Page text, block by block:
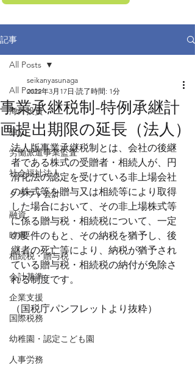
記事
All Posts
海外投資
独立
労働派遣事業監査
社会福祉法人
クラウド会計
融資
時事
相続税・贈与税
会計基準
企業支援
国際税務
幼稚園・認定こども園
人事労務
All Posts
事業承継税制-特例承継計
画提出期限の延長（法人）
seikanyasunaga
2022年3月17日 読了時間: 1分
法人版事業承継税制とは、会社の後継
者である株式の受贈者・相続人が、円
滑化法の認定を受けている非上場会社
の株式等を贈与又は相続等により取得
した場合において、その非上場株式等
に係る贈与税・相続税について、一定
の要件のもと、その納税を猶予し、後
継者の死亡等により、納税が猶予され
ている贈与税・相続税の納付が免除さ
れる制度です。
（国税庁パンフレットより抜粋）